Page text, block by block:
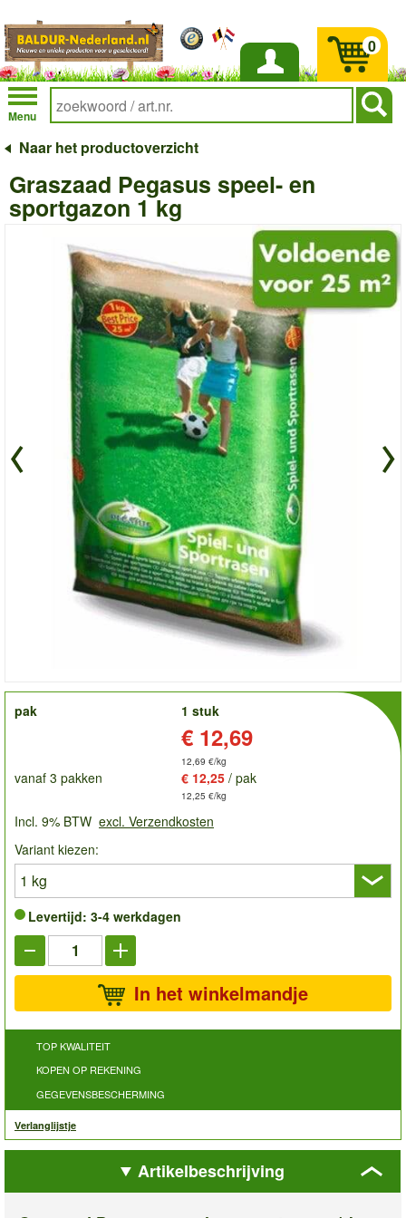
Inloggen
Menu
0
Naar het productoverzicht
Graszaad Pegasus speel- en
sportgazon 1 kg
order
pak
1 stuk
€ 12,69
12,69 €/kg
vanaf 3 pakken € 12,25 / pak
12,25 €/kg
Incl. 9% BTW excl. Verzendkosten
Variant kiezen:
Levertijd: 3-4 werkdagen
In het winkelmandje
TOP KWALITEIT
KOPEN OP REKENING
GEGEVENSBESCHERMING
Verlanglijstje
Artikelbeschrijving